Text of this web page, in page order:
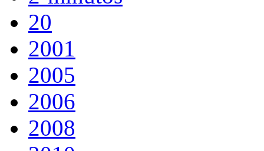
20
2001
2005
2006
2008